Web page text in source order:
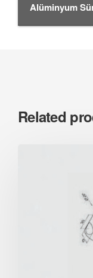
Alüminyum
Related